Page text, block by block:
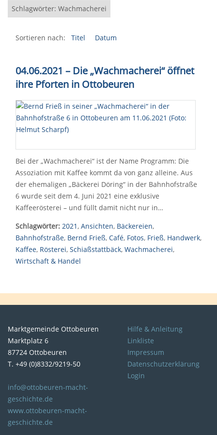
Schlagwörter: Wachmacherei
Sortieren nach: Titel Datum
04.06.2021 – Die „Wachmacherei“ öffnet
ihre Pforten in Ottobeuren
Bei der „Wachmacherei“ ist der Name Programm: Die
Assoziation mit Kaffee kommt da von ganz alleine. Aus
der ehemaligen „Bäckerei Döring“ in der Bahnhofstraße
6 wurde seit dem 4. Juni 2021 eine exklusive
Kaffeerösterei – und füllt damit nicht nur in…
Schlagwörter: 2021, Ansichten, Bäckereien,
Bahnhofstraße, Bernd Frieß, Café, Fotos, Frieß, Handwerk,
Kaffee, Rösterei, Schiaßstattbäck, Wachmacherei,
Wirtschaft & Handel
Marktgemeinde Ottobeuren
Marktplatz 6
87724 Ottobeuren
T. +49 (0)8332/9219-50
info@ottobeuren-macht-
geschichte.de
www.ottobeuren-macht-
geschichte.de
Hilfe & Anleitung
Linkliste
Impressum
Datenschutzerklärung
Login